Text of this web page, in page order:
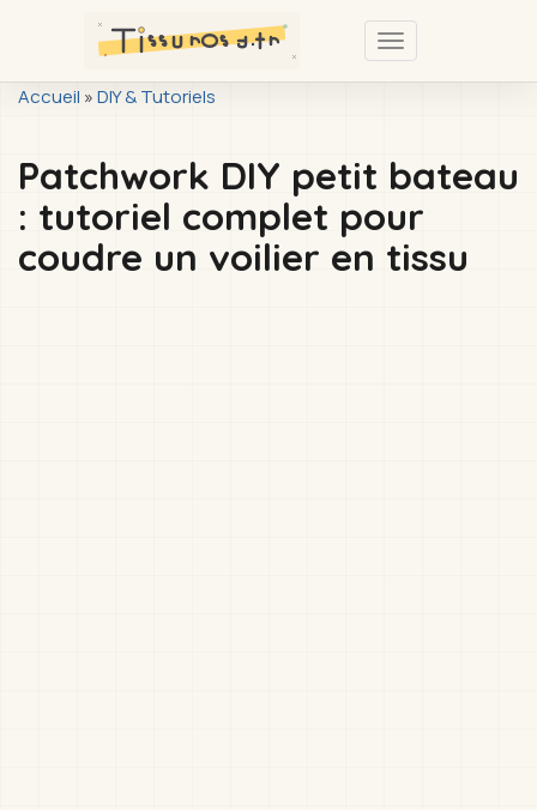
principal
Toggle
You
here
Accueil »DIY & Tutoriels
Patchwork DIY petit bateau
: tutoriel complet pour
coudre un voilier en tissu